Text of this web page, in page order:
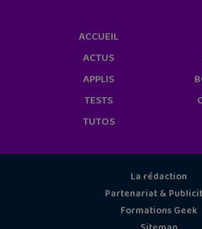
ACCUEIL
ACTUS
APPLIS
TESTS
TUTOS
La rédaction
Partenariat &
Formations Geek